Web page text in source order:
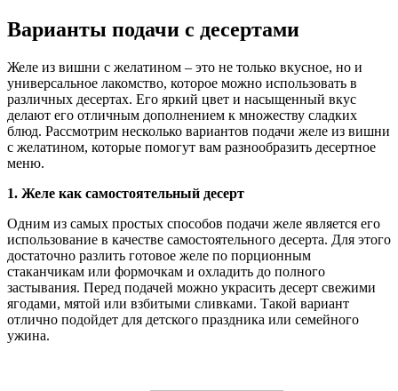
Варианты подачи с десертами
Желе из вишни с желатином – это не только вкусное, но и
универсальное лакомство, которое можно использовать в
различных десертах. Его яркий цвет и насыщенный вкус
делают его отличным дополнением к множеству сладких
блюд. Рассмотрим несколько вариантов подачи желе из вишни
с желатином, которые помогут вам разнообразить десертное
меню.
1. Желе как самостоятельный десерт
Одним из самых простых способов подачи желе является его
использование в качестве самостоятельного десерта. Для этого
достаточно разлить готовое желе по порционным
стаканчикам или формочкам и охладить до полного
застывания. Перед подачей можно украсить десерт свежими
ягодами, мятой или взбитыми сливками. Такой вариант
отлично подойдет для детского праздника или семейного
ужина.